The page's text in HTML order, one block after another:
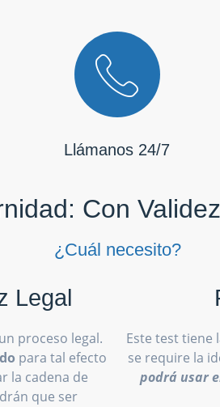
Llámanos 24/7
Con
¿Cuál necesito?
Legal
proceso legal.
para tal efecto
la cadena de
que ser
Este test tiene
se require la
podrá usar